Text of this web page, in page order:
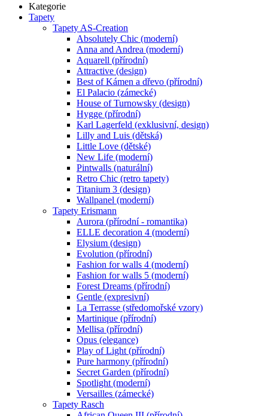
Kategorie
Tapety
Tapety AS-Creation
Absolutely Chic (moderní)
Anna and Andrea (moderní)
Aquarell (přírodní)
Attractive (design)
Best of Kámen a dřevo (přírodní)
El Palacio (zámecké)
House of Turnowsky (design)
Hygge (přírodní)
Karl Lagerfeld (exklusivní, design)
Lilly and Luis (dětská)
Little Love (dětské)
New Life (moderní)
Pintwalls (naturální)
Retro Chic (retro tapety)
Titanium 3 (design)
Wallpanel (moderní)
Tapety Erismann
Aurora (přírodní - romantika)
ELLE decoration 4 (moderní)
Elysium (design)
Evolution (přírodní)
Fashion for walls 4 (moderní)
Fashion for walls 5 (moderní)
Forest Dreams (přírodní)
Gentle (expresivní)
La Terrasse (středomořské vzory)
Martinique (přírodní)
Mellisa (přírodní)
Opus (elegance)
Play of Light (přírodní)
Pure harmony (přírodní)
Secret Garden (přírodní)
Spotlight (moderní)
Versailles (zámecké)
Tapety Rasch